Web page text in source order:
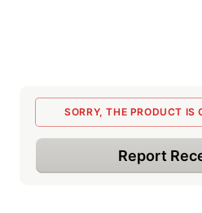
SORRY, THE PRODUCT IS
Report